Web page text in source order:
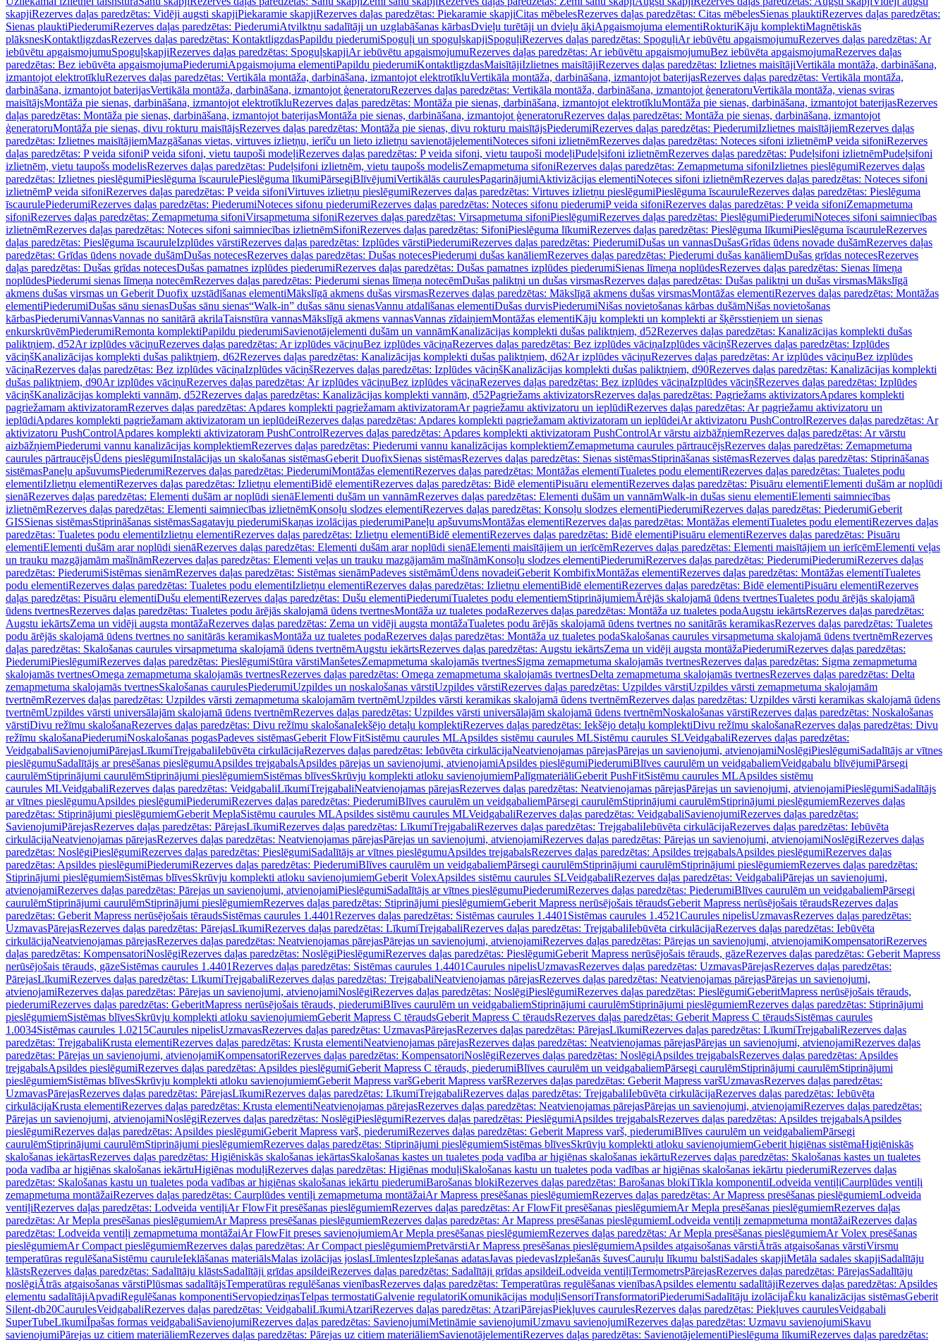
skapjiRezerves daļas paredzētas: Vidēji augsti skapjiPiekaramie skapjiRezerves daļas paredzētas: Piekaramie skapjiCitas mēbelesRezerves daļas paredzētas: Citas mēbelesSienas plauktiRezerves daļas paredzētas:
Sienas plauktiPiederumiRezerves daļas paredzētas: PiederumiAtvilktņu sadalītāji un uzglabāšanas kārbasDvieļu turētāji un dvieļu āķiApgaismojuma elementiRokturiKāju komplektiMagnētiskās
plāksnesKontaktligzdasRezerves daļas paredzētas: KontaktligzdasPapildu piederumiSpoguļi un spoguļskapjiSpoguļiRezerves daļas paredzētas: SpoguļiAr iebūvētu apgaismojumuRezerves daļas paredzētas: Ar
iebūvētu apgaismojumuSpoguļskapjiRezerves daļas paredzētas: SpoguļskapjiAr iebūvētu apgaismojumuRezerves daļas paredzētas: Ar iebūvētu apgaismojumuBez iebūvēta apgaismojumaRezerves daļas
paredzētas: Bez iebūvēta apgaismojumaPiederumiApgaismojuma elementiPapildu piederumiKontaktligzdasMaisītājiIzlietnes maisītājiRezerves daļas paredzētas: Izlietnes maisītājiVertikāla montāža, darbināšana,
izmantojot elektrotīkluRezerves daļas paredzētas: Vertikāla montāža, darbināšana, izmantojot elektrotīkluVertikāla montāža, darbināšana, izmantojot baterijasRezerves daļas paredzētas: Vertikāla montāža,
darbināšana, izmantojot baterijasVertikāla montāža, darbināšana, izmantojot ģeneratoruRezerves daļas paredzētas: Vertikāla montāža, darbināšana, izmantojot ģeneratoruVertikāla montāža, vienas sviras
maisītājsMontāža pie sienas, darbināšana, izmantojot elektrotīkluRezerves daļas paredzētas: Montāža pie sienas, darbināšana, izmantojot elektrotīkluMontāža pie sienas, darbināšana, izmantojot baterijasRezerves
daļas paredzētas: Montāža pie sienas, darbināšana, izmantojot baterijasMontāža pie sienas, darbināšana, izmantojot ģeneratoruRezerves daļas paredzētas: Montāža pie sienas, darbināšana, izmantojot
ģeneratoruMontāža pie sienas, divu rokturu maisītājsRezerves daļas paredzētas: Montāža pie sienas, divu rokturu maisītājsPiederumiRezerves daļas paredzētas: PiederumiIzlietnes maisītājiemRezerves daļas
paredzētas: Izlietnes maisītājiemMazgāšanas vietas, virtuves izlietņu, ierīču un lieto izlietņu savienotājelementiNoteces sifoni izlietnēmRezerves daļas paredzētas: Noteces sifoni izlietnēmP veida sifoniRezerves
daļas paredzētas: P veida sifoniP veida sifoni, vietu taupoši modeļiRezerves daļas paredzētas: P veida sifoni, vietu taupoši modeļiPudeļsifoni izlietnēmRezerves daļas paredzētas: Pudeļsifoni izlietnēmPudeļsifoni
izlietnēm, vietu taupošs modelisRezerves daļas paredzētas: Pudeļsifoni izlietnēm, vietu taupošs modelisZemapmetuma sifoniRezerves daļas paredzētas: Zemapmetuma sifoniIzlietnes pieslēgumiRezerves daļas
paredzētas: Izlietnes pieslēgumiPieslēguma īscaurulePieslēguma līkumiPārsegiBlīvējumiVertikālās caurulesPagarinājumiAktivizācijas elementiNoteces sifoni izlietnēmRezerves daļas paredzētas: Noteces sifoni
izlietnēmP veida sifoniRezerves daļas paredzētas: P veida sifoniVirtuves izlietņu pieslēgumiRezerves daļas paredzētas: Virtuves izlietņu pieslēgumiPieslēguma īscauruleRezerves daļas paredzētas: Pieslēguma
īscaurulePiederumiRezerves daļas paredzētas: PiederumiNoteces sifonu piederumiRezerves daļas paredzētas: Noteces sifonu piederumiP veida sifoniRezerves daļas paredzētas: P veida sifoniZemapmetuma
sifoniRezerves daļas paredzētas: Zemapmetuma sifoniVirsapmetuma sifoniRezerves daļas paredzētas: Virsapmetuma sifoniPieslēgumiRezerves daļas paredzētas: PieslēgumiPiederumiNoteces sifoni saimniecības
izlietnēmRezerves daļas paredzētas: Noteces sifoni saimniecības izlietnēmSifoniRezerves daļas paredzētas: SifoniPieslēguma līkumiRezerves daļas paredzētas: Pieslēguma līkumiPieslēguma īscauruleRezerves
daļas paredzētas: Pieslēguma īscauruleIzplūdes vārstiRezerves daļas paredzētas: Izplūdes vārstiPiederumiRezerves daļas paredzētas: PiederumiDušas un vannasDušasGrīdas ūdens novade dušāmRezerves daļas
paredzētas: Grīdas ūdens novade dušāmDušas notecesRezerves daļas paredzētas: Dušas notecesPiederumi dušas kanāliemRezerves daļas paredzētas: Piederumi dušas kanāliemDušas grīdas notecesRezerves
daļas paredzētas: Dušas grīdas notecesDušas pamatnes izplūdes piederumiRezerves daļas paredzētas: Dušas pamatnes izplūdes piederumiSienas līmeņa noplūdesRezerves daļas paredzētas: Sienas līmeņa
noplūdesPiederumi sienas līmeņa notecēmRezerves daļas paredzētas: Piederumi sienas līmeņa notecēmDušas paliktņi un dušas virsmasRezerves daļas paredzētas: Dušas paliktņi un dušas virsmasMākslīgā
akmens dušas virsmas un Geberit Duofix uzstādīšanas elementiMākslīgā akmens dušas virsmasRezerves daļas paredzētas: Mākslīgā akmens dušas virsmasMontāžas elementiRezerves daļas paredzētas: Montāžas
elementiPiederumiDušas sānu sienasDušas sānu sienas“Walk-in” dušas sānu sienasVannu atdalīšanas elementiDušas durvisPiederumiNišas novietošanas kārbas dušāmNišas novietošanas
kārbasPiederumiVannasVannas no sanitārā akrilaTaisnstūra vannasMākslīgā akmens vannasVannas zīdaiņiemMontāžas elementiKāju komplekti un komplekti ar šķērsstieņiem un sienas
enkurskrūvēmPiederumiRemonta komplektiPapildu piederumiSavienotājelementi dušām un vannāmKanalizācijas komplekti dušas paliktņiem, d52Rezerves daļas paredzētas: Kanalizācijas komplekti dušas
paliktņiem, d52Ar izplūdes vāciņuRezerves daļas paredzētas: Ar izplūdes vāciņuBez izplūdes vāciņaRezerves daļas paredzētas: Bez izplūdes vāciņaIzplūdes vāciņšRezerves daļas paredzētas: Izplūdes
vāciņšKanalizācijas komplekti dušas paliktņiem, d62Rezerves daļas paredzētas: Kanalizācijas komplekti dušas paliktņiem, d62Ar izplūdes vāciņuRezerves daļas paredzētas: Ar izplūdes vāciņuBez izplūdes
vāciņaRezerves daļas paredzētas: Bez izplūdes vāciņaIzplūdes vāciņšRezerves daļas paredzētas: Izplūdes vāciņšKanalizācijas komplekti dušas paliktņiem, d90Rezerves daļas paredzētas: Kanalizācijas komplekti
dušas paliktņiem, d90Ar izplūdes vāciņuRezerves daļas paredzētas: Ar izplūdes vāciņuBez izplūdes vāciņaRezerves daļas paredzētas: Bez izplūdes vāciņaIzplūdes vāciņšRezerves daļas paredzētas: Izplūdes
vāciņšKanalizācijas komplekti vannām, d52Rezerves daļas paredzētas: Kanalizācijas komplekti vannām, d52Pagriežams aktivizatorsRezerves daļas paredzētas: Pagriežams aktivizatorsApdares komplekti
pagriežamam aktivizatoramRezerves daļas paredzētas: Apdares komplekti pagriežamam aktivizatoramAr pagriežamu aktivizatoru un ieplūdiRezerves daļas paredzētas: Ar pagriežamu aktivizatoru un
ieplūdiApdares komplekti pagriežamam aktivizatoram un ieplūdeiRezerves daļas paredzētas: Apdares komplekti pagriežamam aktivizatoram un ieplūdeiAr aktivizatoru PushControlRezerves daļas paredzētas: Ar
aktivizatoru PushControlApdares komplekti aktivizatoram PushControlRezerves daļas paredzētas: Apdares komplekti aktivizatoram PushControlAr vārstu aizbāžņiemRezerves daļas paredzētas: Ar vārstu
aizbāžņiemPiederumi vannu kanalizācijas komplektiemRezerves daļas paredzētas: Piederumi vannu kanalizācijas komplektiemZemapmetuma caurules pārtraucējsRezerves daļas paredzētas: Zemapmetuma
caurules pārtraucējsŪdens pieslēgumiInstalācijas un skalošanas sistēmasGeberit DuofixSienas sistēmasRezerves daļas paredzētas: Sienas sistēmasStiprināšanas sistēmasRezerves daļas paredzētas: Stiprināšanas
sistēmasPaneļu apšuvumsPiederumiRezerves daļas paredzētas: PiederumiMontāžas elementiRezerves daļas paredzētas: Montāžas elementiTualetes podu elementiRezerves daļas paredzētas: Tualetes podu
elementiIzlietņu elementiRezerves daļas paredzētas: Izlietņu elementiBidē elementiRezerves daļas paredzētas: Bidē elementiPisuāru elementiRezerves daļas paredzētas: Pisuāru elementiElementi dušām ar noplūdi
sienāRezerves daļas paredzētas: Elementi dušām ar noplūdi sienāElementi dušām un vannāmRezerves daļas paredzētas: Elementi dušām un vannāmWalk-in dušas sienu elementiElementi saimniecības
izlietnēmRezerves daļas paredzētas: Elementi saimniecības izlietnēmKonsoļu slodzes elementiRezerves daļas paredzētas: Konsoļu slodzes elementiPiederumiRezerves daļas paredzētas: PiederumiGeberit
GISSienas sistēmasStiprināšanas sistēmasSagatavju piederumiSkaņas izolācijas piederumiPaneļu apšuvumsMontāžas elementiRezerves daļas paredzētas: Montāžas elementiTualetes podu elementiRezerves daļas
paredzētas: Tualetes podu elementiIzlietņu elementiRezerves daļas paredzētas: Izlietņu elementiBidē elementiRezerves daļas paredzētas: Bidē elementiPisuāru elementiRezerves daļas paredzētas: Pisuāru
elementiElementi dušām arar noplūdi sienāRezerves daļas paredzētas: Elementi dušām arar noplūdi sienāElementi maisītājiem un ierīcēmRezerves daļas paredzētas: Elementi maisītājiem un ierīcēmElementi veļas
un trauku mazgājamām mašīnāmRezerves daļas paredzētas: Elementi veļas un trauku mazgājamām mašīnāmKonsoļu slodzes elementiPiederumiRezerves daļas paredzētas: PiederumiPiederumiRezerves daļas
paredzētas: PiederumiSistēmas sienāmRezerves daļas paredzētas: Sistēmas sienāmPadeves sistēmāmŪdens novadeiGeberit KombifixMontāžas elementiRezerves daļas paredzētas: Montāžas elementiTualetes
podu elementiRezerves daļas paredzētas: Tualetes podu elementiIzlietņu elementiRezerves daļas paredzētas: Izlietņu elementiBidē elementiRezerves daļas paredzētas: Bidē elementiPisuāru elementiRezerves
daļas paredzētas: Pisuāru elementiDušu elementiRezerves daļas paredzētas: Dušu elementiPiederumiTualetes podu elementiemStiprinājumiemĀrējās skalojamā ūdens tvertnesTualetes podu ārējās skalojamā
ūdens tvertnesRezerves daļas paredzētas: Tualetes podu ārējās skalojamā ūdens tvertnesMontāža uz tualetes podaRezerves daļas paredzētas: Montāža uz tualetes podaAugstu iekārtsRezerves daļas paredzētas:
Augstu iekārtsZema un vidēji augsta montāžaRezerves daļas paredzētas: Zema un vidēji augsta montāžaTualetes podu ārējās skalojamā ūdens tvertnes no sanitārās keramikasRezerves daļas paredzētas: Tualetes
podu ārējās skalojamā ūdens tvertnes no sanitārās keramikasMontāža uz tualetes podaRezerves daļas paredzētas: Montāža uz tualetes podaSkalošanas caurules virsapmetuma skalojamā ūdens tvertnēmRezerves
daļas paredzētas: Skalošanas caurules virsapmetuma skalojamā ūdens tvertnēmAugstu iekārtsRezerves daļas paredzētas: Augstu iekārtsZema un vidēji augsta montāžaPiederumiRezerves daļas paredzētas:
PiederumiPieslēgumiRezerves daļas paredzētas: PieslēgumiStūra vārstiManšetesZemapmetuma skalojamās tvertnesSigma zemapmetuma skalojamās tvertnesRezerves daļas paredzētas: Sigma zemapmetuma
skalojamās tvertnesOmega zemapmetuma skalojamās tvertnesRezerves daļas paredzētas: Omega zemapmetuma skalojamās tvertnesDelta zemapmetuma skalojamās tvertnesRezerves daļas paredzētas: Delta
zemapmetuma skalojamās tvertnesSkalošanas caurulesPiederumiUzpildes un noskalošanas vārstiUzpildes vārstiRezerves daļas paredzētas: Uzpildes vārstiUzpildes vārsti zemapmetuma skalojamām
tvertnēmRezerves daļas paredzētas: Uzpildes vārsti zemapmetuma skalojamām tvertnēmUzpildes vārsti keramikas skalojamā ūdens tvertnēmRezerves daļas paredzētas: Uzpildes vārsti keramikas skalojamā ūdens
tvertnēmUzpildes vārsti universālajām skalojamā ūdens tvertnēmRezerves daļas paredzētas: Uzpildes vārsti universālajām skalojamā ūdens tvertnēmNoskalošanas vārstiRezerves daļas paredzētas: Noskalošanas
vārstiDivu režīmu skalošanaRezerves daļas paredzētas: Divu režīmu skalošanaIekšējo detaļu komplektiRezerves daļas paredzētas: Iekšējo detaļu komplektiDivu režīmu skalošanaRezerves daļas paredzētas: Divu
režīmu skalošanaPiederumiNoskalošanas pogasPadeves sistēmasGeberit FlowFitSistēmu caurules MLApsildes sistēmu caurules MLSistēmu caurules SLVeidgabaliRezerves daļas paredzētas:
VeidgabaliSavienojumiPārejasLīkumiTrejgabaliIebūvēta cirkulācijaRezerves daļas paredzētas: Iebūvēta cirkulācijaNeatvienojamas pārejasPārejas un savienojumi, atvienojamiNoslēgiPieslēgumiSadalītājs ar vītnes
pieslēgumuSadalītājs ar presēšanas pieslēgumuApsildes trejgabalsApsildes pārejas un savienojumi, atvienojamiApsildes pieslēgumiPiederumiBlīves caurulēm un veidgabaliemVeidgabalu blīvējumiPārsegi
caurulēmStiprinājumi caurulēmStiprinājumi pieslēgumiemSistēmas blīvesSkrūvju komplekti atloku savienojumiemPalīgmateriāliGeberit PushFitSistēmu caurules MLApsildes sistēmu
caurules MLVeidgabaliRezerves daļas paredzētas: VeidgabaliLīkumiTrejgabaliNeatvienojamas pārejasRezerves daļas paredzētas: Neatvienojamas pārejasPārejas un savienojumi, atvienojamiPieslēgumiSadalītājs
ar vītnes pieslēgumuApsildes pieslēgumiPiederumiRezerves daļas paredzētas: PiederumiBlīves caurulēm un veidgabaliemPārsegi caurulēmStiprinājumi caurulēmStiprinājumi pieslēgumiemRezerves daļas
paredzētas: Stiprinājumi pieslēgumiemGeberit MeplaSistēmu caurules MLApsildes sistēmu caurules MLVeidgabaliRezerves daļas paredzētas: VeidgabaliSavienojumiRezerves daļas paredzētas:
SavienojumiPārejasRezerves daļas paredzētas: PārejasLīkumiRezerves daļas paredzētas: LīkumiTrejgabaliRezerves daļas paredzētas: TrejgabaliIebūvēta cirkulācijaRezerves daļas paredzētas: Iebūvēta
cirkulācijaNeatvienojamas pārejasRezerves daļas paredzētas: Neatvienojamas pārejasPārejas un savienojumi, atvienojamiRezerves daļas paredzētas: Pārejas un savienojumi, atvienojamiNoslēgiRezerves daļas
paredzētas: NoslēgiPieslēgumiRezerves daļas paredzētas: PieslēgumiSadalītājs ar vītnes pieslēgumuApsildes trejgabalsRezerves daļas paredzētas: Apsildes trejgabalsApsildes pieslēgumiRezerves daļas
paredzētas: Apsildes pieslēgumiPiederumiRezerves daļas paredzētas: PiederumiBlīves caurulēm un veidgabaliemPārsegi caurulēmStiprinājumi caurulēmStiprinājumi pieslēgumiemRezerves daļas paredzētas:
Stiprinājumi pieslēgumiemSistēmas blīvesSkrūvju komplekti atloku savienojumiemGeberit VolexApsildes sistēmu caurules SLVeidgabaliRezerves daļas paredzētas: VeidgabaliPārejas un savienojumi,
atvienojamiRezerves daļas paredzētas: Pārejas un savienojumi, atvienojamiPieslēgumiSadalītājs ar vītnes pieslēgumuPiederumiRezerves daļas paredzētas: PiederumiBlīves caurulēm un veidgabaliemPārsegi
caurulēmStiprinājumi caurulēmStiprinājumi pieslēgumiemRezerves daļas paredzētas: Stiprinājumi pieslēgumiemGeberit Mapress nerūsējošais tēraudsGeberit Mapress nerūsējošais tēraudsRezerves daļas
paredzētas: Geberit Mapress nerūsējošais tēraudsSistēmas caurules 1.4401Rezerves daļas paredzētas: Sistēmas caurules 1.4401 Sistēmas caurules 1.4521Caurules nipelisUzmavasRezerves daļas paredzētas:
UzmavasPārejasRezerves daļas paredzētas: PārejasLīkumiRezerves daļas paredzētas: LīkumiTrejgabaliRezerves daļas paredzētas: TrejgabaliIebūvēta cirkulācijaRezerves daļas paredzētas: Iebūvēta
cirkulācijaNeatvienojamas pārejasRezerves daļas paredzētas: Neatvienojamas pārejasPārejas un savienojumi, atvienojamiRezerves daļas paredzētas: Pārejas un savienojumi, atvienojamiKompensatoriRezerves
daļas paredzētas: KompensatoriNoslēgiRezerves daļas paredzētas: NoslēgiPieslēgumiRezerves daļas paredzētas: PieslēgumiGeberit Mapress nerūsējošais tērauds, gāzeRezerves daļas paredzētas: Geberit Mapress
nerūsējošais tērauds, gāzeSistēmas caurules 1.4401Rezerves daļas paredzētas: Sistēmas caurules 1.4401Caurules nipelisUzmavasRezerves daļas paredzētas: UzmavasPārejasRezerves daļas paredzētas:
PārejasLīkumiRezerves daļas paredzētas: LīkumiTrejgabaliRezerves daļas paredzētas: TrejgabaliNeatvienojamas pārejasRezerves daļas paredzētas: Neatvienojamas pārejasPārejas un savienojumi,
atvienojamiRezerves daļas paredzētas: Pārejas un savienojumi, atvienojamiNoslēgiRezerves daļas paredzētas: NoslēgiPieslēgumiRezerves daļas paredzētas: PieslēgumiGeberitMapress nerūsējošais tērauds,
piederumiRezerves daļas paredzētas: GeberitMapress nerūsējošais tērauds, piederumiBlīves caurulēm un veidgabaliemStiprinājumi caurulēmStiprinājumi pieslēgumiemRezerves daļas paredzētas: Stiprinājumi
pieslēgumiemSistēmas blīvesSkrūvju komplekti atloku savienojumiemGeberit Mapress C tēraudsGeberit Mapress C tēraudsRezerves daļas paredzētas: Geberit Mapress C tēraudsSistēmas caurules
1.0034Sistēmas caurules 1.0215Caurules nipelisUzmavasRezerves daļas paredzētas: UzmavasPārejasRezerves daļas paredzētas: PārejasLīkumiRezerves daļas paredzētas: LīkumiTrejgabaliRezerves daļas
paredzētas: TrejgabaliKrusta elementiRezerves daļas paredzētas: Krusta elementiNeatvienojamas pārejasRezerves daļas paredzētas: Neatvienojamas pārejasPārejas un savienojumi, atvienojamiRezerves daļas
paredzētas: Pārejas un savienojumi, atvienojamiKompensatoriRezerves daļas paredzētas: KompensatoriNoslēgiRezerves daļas paredzētas: NoslēgiApsildes trejgabalsRezerves daļas paredzētas: Apsildes
trejgabalsApsildes pieslēgumiRezerves daļas paredzētas: Apsildes pieslēgumiGeberit Mapress C tērauds, piederumiBlīves caurulēm un veidgabaliemPārsegi caurulēmStiprinājumi caurulēmStiprinājumi
pieslēgumiemSistēmas blīvesSkrūvju komplekti atloku savienojumiemGeberit Mapress varšGeberit Mapress varšRezerves daļas paredzētas: Geberit Mapress varšUzmavasRezerves daļas paredzētas:
UzmavasPārejasRezerves daļas paredzētas: PārejasLīkumiRezerves daļas paredzētas: LīkumiTrejgabaliRezerves daļas paredzētas: TrejgabaliIebūvēta cirkulācijaRezerves daļas paredzētas: Iebūvēta
cirkulācijaKrusta elementiRezerves daļas paredzētas: Krusta elementiNeatvienojamas pārejasRezerves daļas paredzētas: Neatvienojamas pārejasPārejas un savienojumi, atvienojamiRezerves daļas paredzētas:
Pārejas un savienojumi, atvienojamiNoslēgiRezerves daļas paredzētas: NoslēgiPieslēgumiRezerves daļas paredzētas: PieslēgumiApsildes trejgabalsRezerves daļas paredzētas: Apsildes trejgabalsApsildes
pieslēgumiRezerves daļas paredzētas: Apsildes pieslēgumiGeberit Mapress varš, piederumiRezerves daļas paredzētas: Geberit Mapress varš, piederumiBlīves caurulēm un veidgabaliemPārsegi
caurulēmStiprinājumi caurulēmStiprinājumi pieslēgumiemRezerves daļas paredzētas: Stiprinājumi pieslēgumiemSistēmas blīvesSkrūvju komplekti atloku savienojumiemGeberit higiēnas sistēmaHigiēniskās
skalošanas iekārtasRezerves daļas paredzētas: Higiēniskās skalošanas iekārtasSkalošanas kastes un tualetes poda vadība ar higiēnas skalošanas iekārtuRezerves daļas paredzētas: Skalošanas kastes un tualetes
poda vadība ar higiēnas skalošanas iekārtuHigiēnas moduļiRezerves daļas paredzētas: Higiēnas moduļiSkalošanas kastu un tualetes poda vadības ar higiēnas skalošanas iekārtu piederumiRezerves daļas
paredzētas: Skalošanas kastu un tualetes poda vadības ar higiēnas skalošanas iekārtu piederumiBarošanas blokiRezerves daļas paredzētas: Barošanas blokiTīkla komponentiLodveida ventiļiCaurplūdes ventiļi
zemapmetuma montāžaiRezerves daļas paredzētas: Caurplūdes ventiļi zemapmetuma montāžaiAr Mapress presēšanas pieslēgumiemRezerves daļas paredzētas: Ar Mapress presēšanas pieslēgumiemLodveida
ventiļiRezerves daļas paredzētas: Lodveida ventiļiAr FlowFit presēšanas pieslēgumiemRezerves daļas paredzētas: Ar FlowFit presēšanas pieslēgumiemAr Mepla presēšanas pieslēgumiemRezerves daļas
paredzētas: Ar Mepla presēšanas pieslēgumiemAr Mapress presēšanas pieslēgumiemRezerves daļas paredzētas: Ar Mapress presēšanas pieslēgumiemLodveida ventiļi zemapmetuma montāžaiRezerves daļas
paredzētas: Lodveida ventiļi zemapmetuma montāžaiAr FlowFit preses savienojumiemAr Mepla presēšanas pieslēgumiemRezerves daļas paredzētas: Ar Mepla presēšanas pieslēgumiemAr Volex presēšanas
pieslēgumiemAr Compact pieslēgumiemRezerves daļas paredzētas: Ar Compact pieslēgumiemPretvārstiAr Mapress presēšanas pieslēgumiemApsildes atgaisošanas vārstiĀtrās atgaisošanas vārstiVirsmu
temperatūras regulēšanaSistēmu cauruleIeklāšanas materiālsMalas izolācijas joslasLīmlentesIzplešanas adatasJavas piedevasIzplešanās šuvesCauruļu līkumu balstiSadales skapjiMetāla sadales skapjiSadalītāju
klāstsRezerves daļas paredzētas: Sadalītāju klāstsSadalītāji grīdas apsildeiRezerves daļas paredzētas: Sadalītāji grīdas apsildeiLodveida ventiļiTermometrsPārejasRezerves daļas paredzētas: PārejasSadalītāju
noslēgiĀtrās atgaisošanas vārstiPlūsmas sadalītājsTemperatūras regulēšanas vienībasRezerves daļas paredzētas: Temperatūras regulēšanas vienībasApsildes elementu sadalītājiRezerves daļas paredzētas: Apsildes
elementu sadalītājiApvadiRegulēšanas komponentiServopiedziņasTelpas termostatiGalvenie regulatoriKomunikācijas moduļiSensoriTransformatoriPiederumiSadalītāju izolācijaĒku kanalizācijas sistēmasGeberit
Silent-db20CaurulesVeidgabaliRezerves daļas paredzētas: VeidgabaliLīkumiAtzariRezerves daļas paredzētas: AtzariPārejasPiekļuves caurulesRezerves daļas paredzētas: Piekļuves caurulesVeidgabali
SuperTubeLīkumiĪpašas formas veidgabaliSavienojumiRezerves daļas paredzētas: SavienojumiMetināmie savienojumiUzmavu savienojumiRezerves daļas paredzētas: Uzmavu savienojumiSkavu
savienojumiPārejas uz citiem materiāliemRezerves daļas paredzētas: Pārejas uz citiem materiāliemSavienotājelementiRezerves daļas paredzētas: SavienotājelementiPieslēguma līkumiRezerves daļas paredzētas: